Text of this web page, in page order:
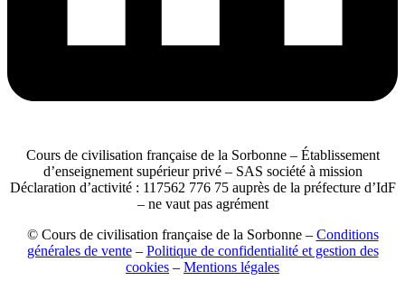
Cours de civilisation française de la Sorbonne – Établissement
d’enseignement supérieur privé – SAS société à mission
Déclaration d’activité : 117562 776 75 auprès de la préfecture d’IdF
– ne vaut pas agrément
© Cours de civilisation française de la Sorbonne – Conditions
générales de vente– Politique de confidentialité et gestion des
cookies – Mentions légales